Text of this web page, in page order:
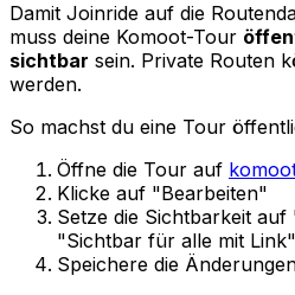
Damit Joinride auf die
muss deine Komoot-Tour
sichtbar sein. Private Routen
werden.
So machst du eine Tour
Öffne die Tour auf
Klicke auf "Bearbeiten"
Setze die Sichtbarkeit
"Sichtbar für alle mit Link"
Speichere die